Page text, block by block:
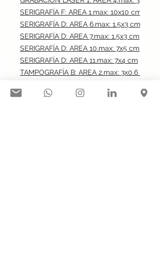
SERIGRAFÍA F: AREA 1.max: 10x10 cm
SERIGRAFÍA D: AREA 6.max: 1.5x3 cm
SERIGRAFÍA D: AREA 7.max: 1.5x3 cm
SERIGRAFÍA D: AREA 10.max: 7x5 cm
SERIGRAFÍA D: AREA 11.max: 7x4 cm
TAMPOGRAFÍA B: AREA 2.max: 3x0.6 cm
TAMPOGRAFÍA B: AREA 4.max: 3x0.6 cm